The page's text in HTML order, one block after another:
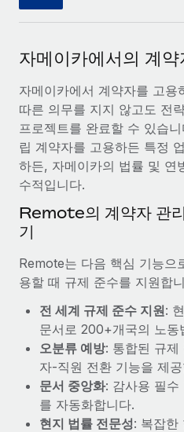
전문가 상담
글로벌 인사 및 규정 준수 업
신원 조사
채용 후보자 심사 프로세스 간
Compliance Watchtower
법인 설립
법인 설립을 빠르고 준법적으
글로벌 인재 이동 및 전근
직원 해외 이전을 간편하게 처
복리후생
손쉬운 직원 복리후생 관리
Remote와의 파트너십 기회
Remote Build 곧 제공 예
사례 연구
급여 및 인재 인사이트
지원받기
모든 리소스 보기
글로벌 급여
계약자 관리
세금
블로그 둘러보기
블로그
자메이카에서의 계약
자메이카에서 계약자를 고용
따른 의무를 지지 않고도 전
프로젝트를 완료할 수 있습
립 계약자를 고용하든 특정
하든, 자메이카의 법률 및 연
수적입니다.
Remote의 계약자 관
기
Remote는 다음 핵심 기능으
용할 때 규제 준수를 지원합
전 세계 규제 준수 지원:
문서로 200+개국의 노동
오분류 예방: 통합된 규제
자-직원 전환 기능을 제
문서 중앙화: 감사용 필수
를 자동화합니다.
현지 법률 전문성: 복잡한